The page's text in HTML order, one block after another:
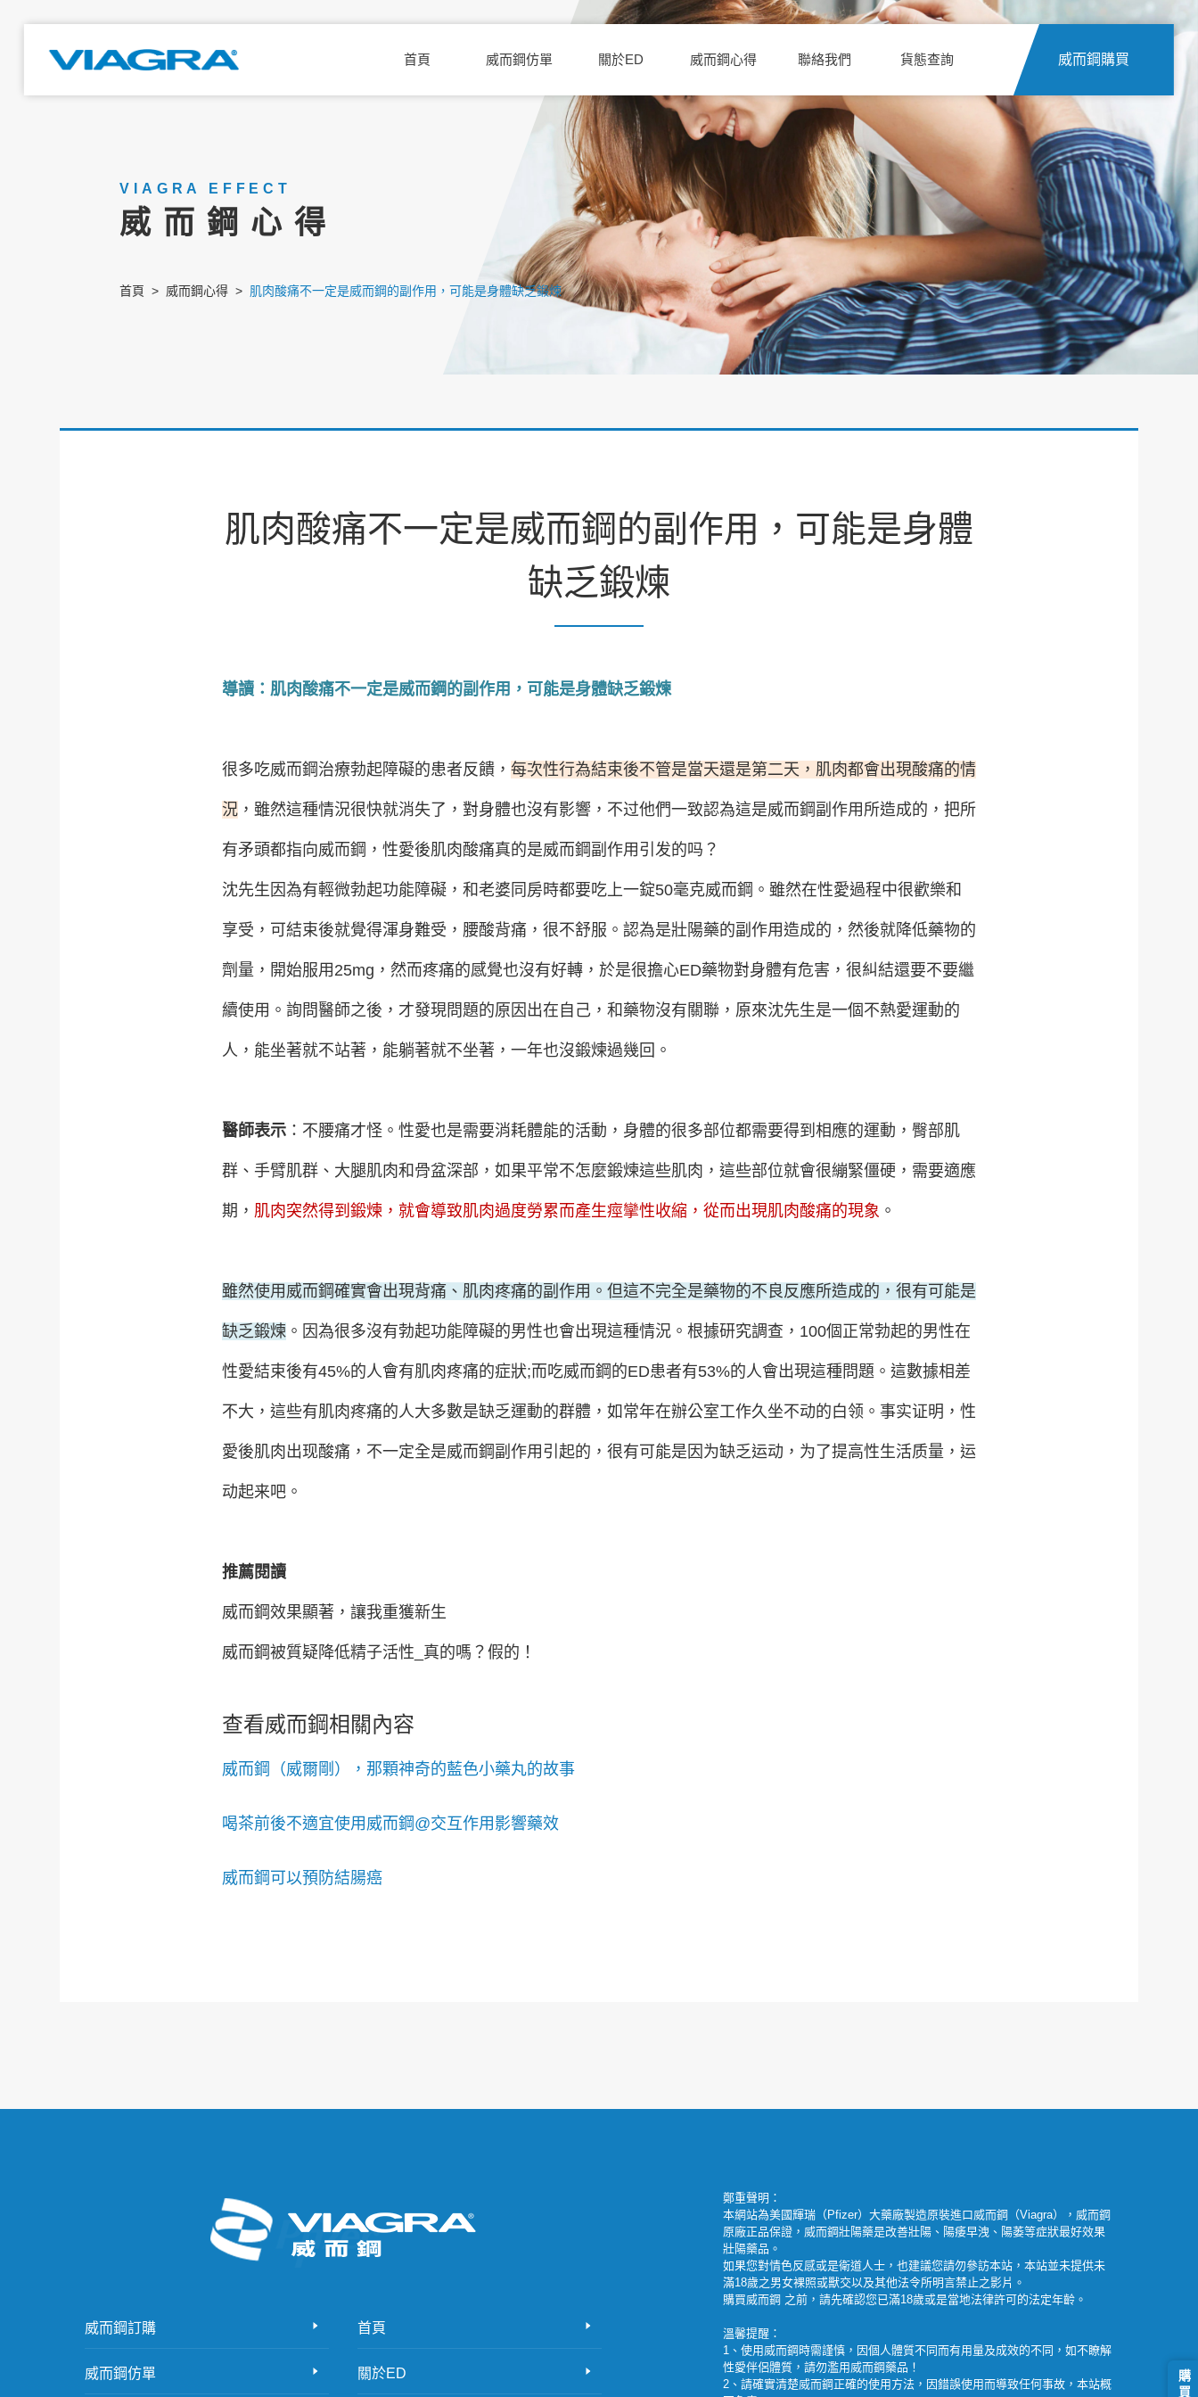
首頁 威而鋼仿單 關於ED 威而鋼心得 聯絡我們 貨態查詢 威而鋼購買
VIAGRA EFFECT
威而鋼心得
首頁 威而鋼心得 肌肉酸痛不一定是威而鋼的副作用，可能是身體缺乏鍛煉
肌肉酸痛不一定是威而鋼的副作用，可能是身體
缺乏鍛煉
導讀：肌肉酸痛不一定是威而鋼的副作用，可能是身體缺乏鍛煉
很多吃威而鋼治療勃起障礙的患者反饋， 每次性行為結束後不管是當天還是第二天，肌肉都會出現酸痛的情
況，雖然這種情況很快就消失了，對身體也沒有影響，不过他們一致認為這是威而鋼副作用所造成的，把所
有矛頭都指向威而鋼，性愛後肌肉酸痛真的是威而鋼副作用引发的吗？
沈先生因為有輕微勃起功能障礙，和老婆同房時都要吃上一錠50毫克威而鋼。雖然在性愛過程中很歡樂和
享受，可結束後就覺得渾身難受，腰酸背痛，很不舒服。認為是壯陽藥的副作用造成的，然後就降低藥物的
劑量，開始服用25mg，然而疼痛的感覺也沒有好轉，於是很擔心ED藥物對身體有危害，很糾結還要不要繼
續使用。詢問醫師之後，才發現問題的原因出在自己，和藥物沒有關聯，原來沈先生是一個不熱愛運動的
人，能坐著就不站著，能躺著就不坐著，一年也沒鍛煉過幾回。
醫師表示：不腰痛才怪。性愛也是需要消耗體能的活動，身體的很多部位都需要得到相應的運動，臀部肌
群、手臂肌群、大腿肌肉和骨盆深部，如果平常不怎麼鍛煉這些肌肉，這些部位就會很繃緊僵硬，需要適應
期， 肌肉突然得到鍛煉，就會導致肌肉過度勞累而產生痙攣性收縮，從而出現肌肉酸痛的現象 。
雖然使用威而鋼確實會出現背痛、肌肉疼痛的副作用。但這不完全是藥物的不良反應所造成的，很有可能是
缺乏鍛煉。因為很多沒有勃起功能障礙的男性也會出現這種情況。根據研究調查，100個正常勃起的男性在
性愛結束後有45%的人會有肌肉疼痛的症狀;而吃威而鋼的ED患者有53%的人會出現這種問題。這數據相差
不大，這些有肌肉疼痛的人大多數是缺乏運動的群體，如常年在辦公室工作久坐不动的白领。事实证明，性
愛後肌肉出现酸痛，不一定全是威而鋼副作用引起的，很有可能是因为缺乏运动，为了提高性生活质量，运
动起来吧。
推薦閱讀
威而鋼效果顯著，讓我重獲新生
威而鋼被質疑降低精子活性_真的嗎？假的！
查看威而鋼相關內容
威而鋼（威爾剛），那顆神奇的藍色小藥丸的故事
喝茶前後不適宜使用威而鋼@交互作用影響藥效
威而鋼可以預防結腸癌
威而鋼訂購 首頁
威而鋼仿單 關於ED
鄭重聲明：
本網站為美國輝瑞（Pfizer）大藥廠製造原裝進口威而鋼（Viagra），威而鋼
原廠正品保證，威而鋼壯陽藥是改善壯陽、陽痿早洩、陽萎等症狀最好效果
壯陽藥品。
如果您對情色反感或是衛道人士，也建議您請勿參訪本站，本站並未提供未
滿18歲之男女裸照或獸交以及其他法令所明言禁止之影片。
購買威而鋼 之前，請先確認您已滿18歲或是當地法律許可的法定年齡。
溫馨提醒：
1、使用威而鋼時需謹慎，因個人體質不同而有用量及成效的不同，如不瞭解
性愛伴侶體質，請勿濫用威而鋼藥品！
2、請確實清楚威而鋼正確的使用方法，因錯誤使用而導致任何事故，本站概